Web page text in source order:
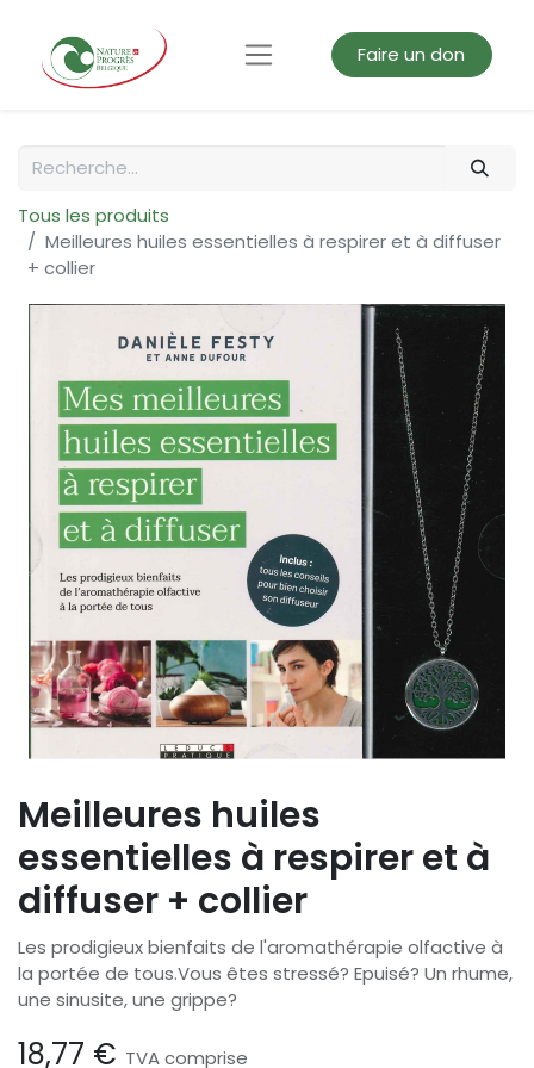
Faire un don
Tous les produits
Meilleures huiles essentielles à respirer et à diffuser
+ collier
Meilleures huiles
essentielles à respirer et à
diffuser + collier
Les prodigieux bienfaits de l'aromathérapie olfactive à
la portée de tous.Vous êtes stressé? Epuisé? Un rhume,
une sinusite, une grippe?
18,77 € TVA comprise